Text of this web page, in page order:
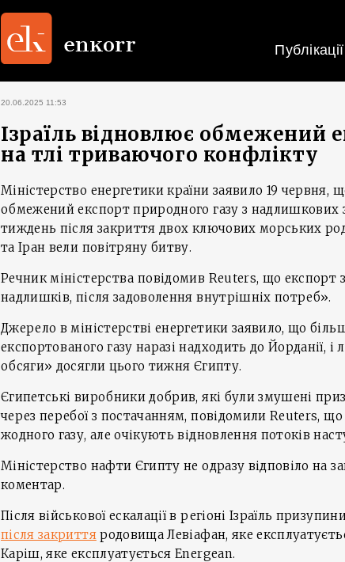
Публікації
20.06.2025 11:53
Ізраїль відновлює обмежений
на тлі триваючого конфлікту
Міністерство енергетики країни заявило 19 червня,
обмежений експорт природного газу з надлишкових
тиждень після закриття двох ключових морських
та Іран вели повітряну битву.
Речник міністерства повідомив Reuters, що експорт
надлишків, після задоволення внутрішніх потреб».
Джерело в міністерстві енергетики заявило, що
експортованого газу наразі надходить до Йорданії, і
обсяги» досягли цього тижня Єгипту.
Єгипетські виробники добрив, які були змушені
через перебої з постачанням, повідомили Reuters,
жодного газу, але очікують відновлення потоків
Міністерство нафти Єгипту не одразу відповіло на
коментар.
Після військової ескалації в регіоні Ізраїль
після закриттяродовища Левіафан, яке
Каріш, яке експлуатується Energean.